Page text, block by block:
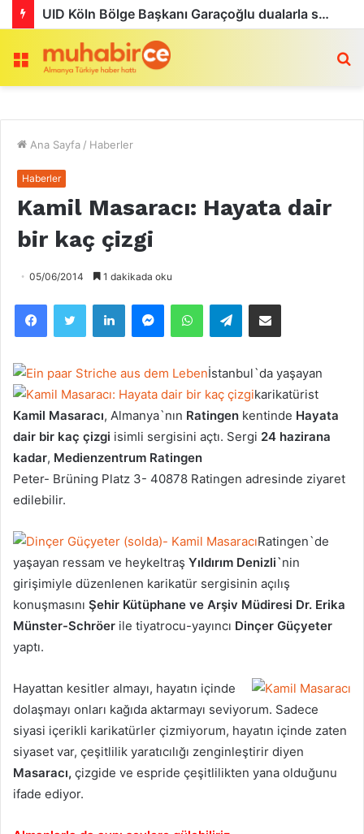
UID Köln Bölge Başkanı Garaçoğlu dualarla son yolculuğuna uğurlandı
Menü
Ana Sayfa / Haberler
Haberler
Kamil Masaracı: Hayata dair
bir kaç çizgi
05/06/2014 1 dakikada oku
Telegram
İstanbul`da yaşayan
karikatürist
Kamil Masaracı, Almanya`nın Ratingen kentinde Hayata
dair bir kaç çizgi isimli sergisini açtı. Sergi 24 hazirana
kadar, Medienzentrum Ratingen
Peter- Brüning Platz 3- 40878 Ratingen adresinde ziyaret
edilebilir.
Ratingen`de
yaşayan ressam ve heykeltraş Yıldırım Denizli`nin
girişimiyle düzenlenen karikatür sergisinin açılış
konuşmasını Şehir Kütüphane ve Arşiv Müdiresi Dr. Erika
Münster-Schröer ile tiyatrocu-yayıncı Dinçer Güçyeter
yaptı.
Hayattan kesitler almayı, hayatın içinde
dolaşmayı onları kağıda aktarmayı seviyorum. Sadece
siyasi içerikli karikatürler çizmiyorum, hayatın içinde zaten
siyaset var, çeşitlilik yaratıcılığı zenginleştirir diyen
Masaracı, çizgide ve espride çeşitlilikten yana olduğunu
ifade ediyor.